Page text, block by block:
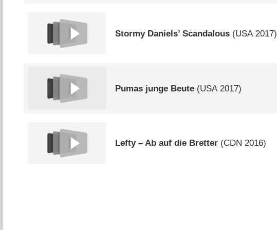
Stormy Daniels’ Scandalous (USA 2017)
Pumas junge Beute (USA 2017)
Lefty – Ab auf die Bretter (CDN 2016)